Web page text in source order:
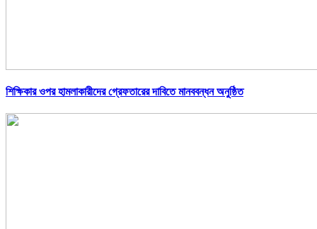
শিক্ষিকার ওপর হামলাকারীদের গ্রেফতারের দাবিতে মানববন্ধন অনুষ্ঠিত